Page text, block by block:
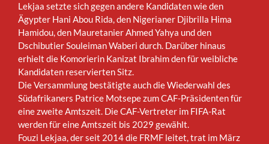
Lekjaa setzte sich gegen andere Kandidaten wie den
Ägypter Hani Abou Rida, den Nigerianer Djibrilla Hima
Hamidou, den Mauretanier Ahmed Yahya und den
Dschibutier Souleiman Waberi durch. Darüber hinaus
erhielt die Komorierin Kanizat Ibrahim den für weibliche
Kandidaten reservierten Sitz.
Die Versammlung bestätigte auch die Wiederwahl des
Südafrikaners Patrice Motsepe zum CAF-Präsidenten für
eine zweite Amtszeit. Die CAF-Vertreter im FIFA-Rat
werden für eine Amtszeit bis 2029 gewählt.
Fouzi Lekjaa, der seit 2014 die FRMF leitet, trat im März